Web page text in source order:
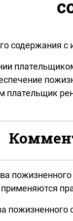
содержания
плательщик